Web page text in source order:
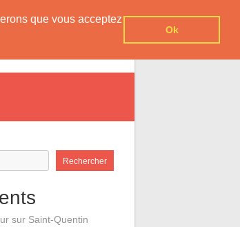
que vous acceptez
Ok
Rechercher
sur Saint-Quentin